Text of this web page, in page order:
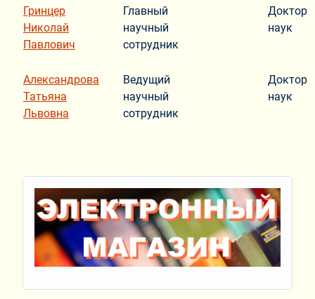
Гринцер
Николай
Павлович
Главный
научный
сотрудник
Доктор
наук
Александрова
Татьяна
Львовна
Ведущий
научный
сотрудник
Доктор
наук